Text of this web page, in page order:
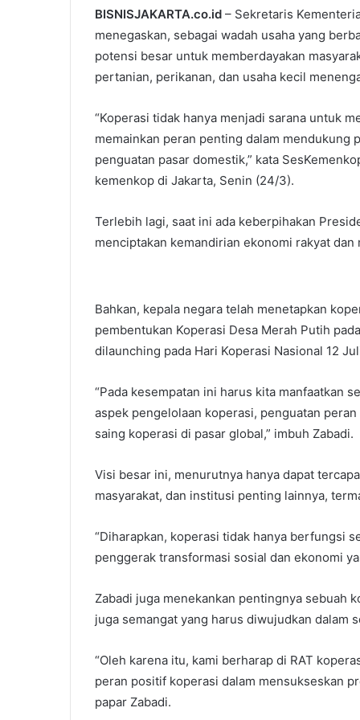
BISNISJAKARTA.co.id – Sekretaris
menegaskan, sebagai wadah usaha yang
potensi besar untuk memberdayakan
pertanian, perikanan, dan usaha kecil
“Koperasi tidak hanya menjadi sarana untuk
memainkan peran penting dalam
penguatan pasar domestik,” kata
kemenkop di Jakarta, Senin (24/3).
Terlebih lagi, saat ini ada keberpihakan
menciptakan kemandirian ekonomi rakyat
Bahkan, kepala negara telah menetapkan
pembentukan Koperasi Desa Merah Putih
dilaunching pada Hari Koperasi Nasional 12
“Pada kesempatan ini harus kita manfaatkan
aspek pengelolaan koperasi, penguatan
saing koperasi di pasar global,” imbuh Zabadi.
Visi besar ini, menurutnya hanya dapat
masyarakat, dan institusi penting lainnya,
“Diharapkan, koperasi tidak hanya berfungsi
penggerak transformasi sosial dan ekonomi
Zabadi juga menekankan pentingnya sebuah
juga semangat yang harus diwujudkan dalam
“Oleh karena itu, kami berharap di RAT
peran positif koperasi dalam mensukseskan
papar Zabadi.